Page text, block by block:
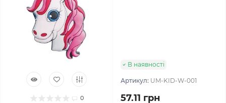
0
В наявності
Артикул: UM-KID-W-001
57.11 грн